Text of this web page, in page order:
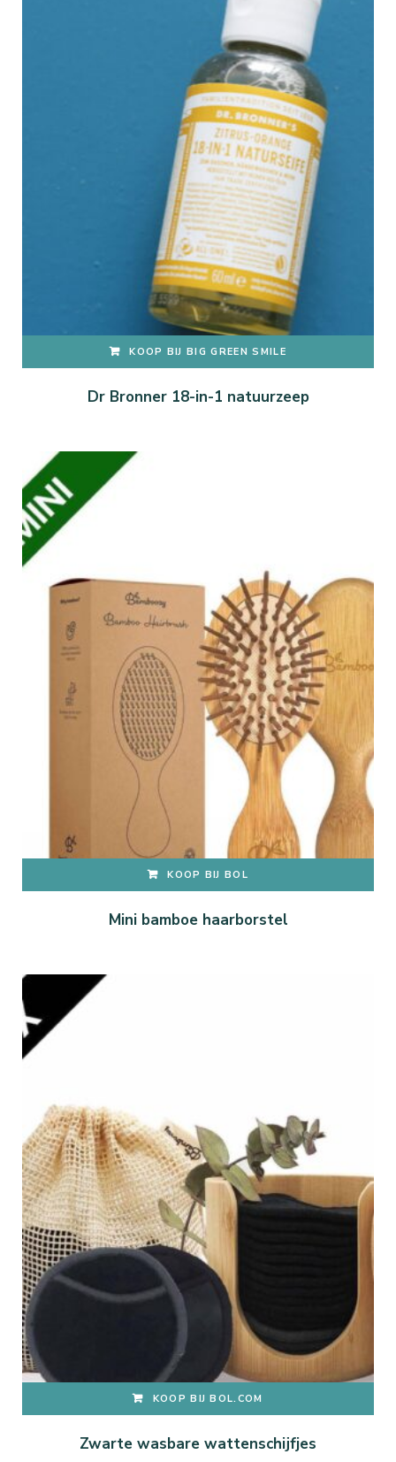
KOOP BIJ BIG GREEN SMILE
Dr Bronner 18-in-1 natuurzeep
KOOP BIJ BOL
Mini bamboe haarborstel
KOOP BIJ BOL.COM
Zwarte wasbare wattenschijfjes